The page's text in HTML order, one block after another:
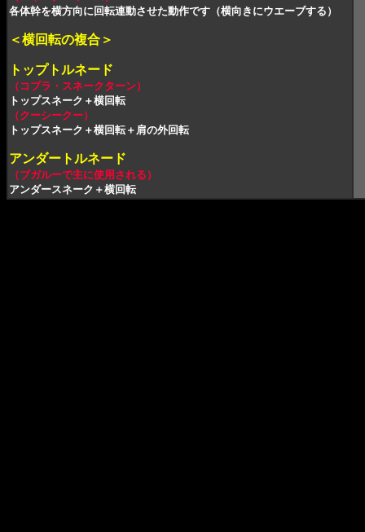
各体幹を横方向に回転連動させた動作です（横向きにウエーブする）
＜横回転の複合＞
トップトルネード
（コブラ・スネークターン）
トップスネーク＋横回転
（クーシークー）
トップスネーク＋横回転＋肩の外回転
アンダートルネード
（ブガルーで主に使用される）
アンダースネーク＋横回転